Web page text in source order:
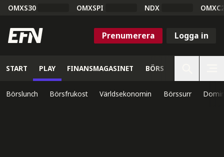
OMXS30 OMXSPI NDX
Prenumerera Logga in
START PLAY FINANSMAGASINET BÖRS
Börslunch Börsfrukost Världsekonomin Börssurr